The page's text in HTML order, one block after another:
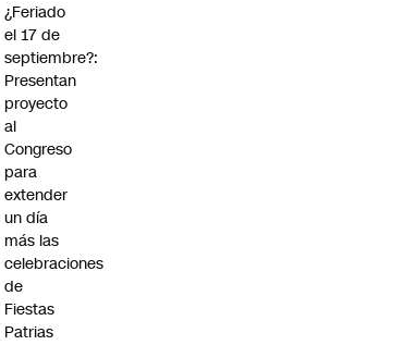
¿Feriado
el 17 de
septiembre?:
Presentan
proyecto
al
Congreso
para
extender
un día
más las
celebraciones
de
Fiestas
Patrias